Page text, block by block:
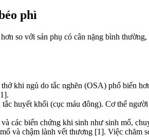
phì
so với sản phụ có cân nặng bình
khi ngủ do tắc nghẽn (OSA) phổ biến
huyết khối (cục máu đông). Cơ thể
các biến chứng khi sinh như sinh mổ,
và chậm lành vết thương [1]. Việc chăm